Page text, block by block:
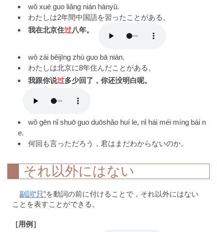
wǒ xué guo liǎng nián hànyǔ.
わたしは2年間中国語を習ったことがある。
我在北京住过八年。
wǒ zài běijīng zhù guo bā nián.
わたしは北京に8年住んだことがある。
我跟你说过多少回了，你还没明白呢。
wǒ gēn nǐ shuō guo duōshǎo huí le, nǐ hái méi míng bái n
e.
何回も言っただろう，君はまだわからないのか。
それ以外にはない
副詞“只”を動詞の前に付けることで，それ以外にはない
ことを表すことができる。
［用例］